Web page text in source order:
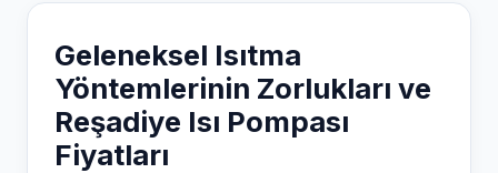
Geleneksel Isıtma
Yöntemlerinin Zorlukları ve
Reşadiye Isı Pompası
Fiyatları